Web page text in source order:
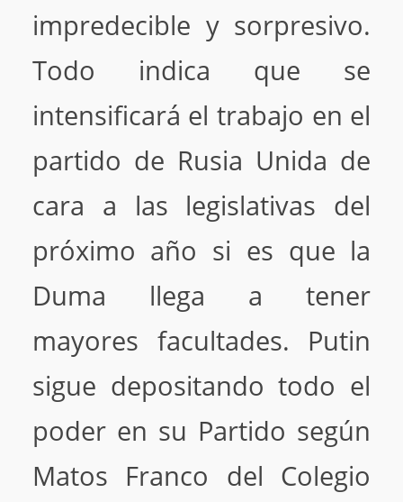
impredecible y sorpresivo.
Todo indica que se
intensificará el trabajo en el
partido de Rusia Unida de
cara a las legislativas del
próximo año si es que la
Duma llega a tener
mayores facultades. Putin
sigue depositando todo el
poder en su Partido según
Matos Franco del Colegio